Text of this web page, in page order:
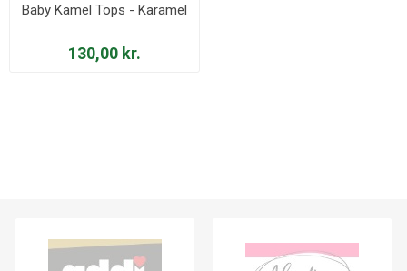
Baby Kamel Tops - Karamel
130,00 kr.